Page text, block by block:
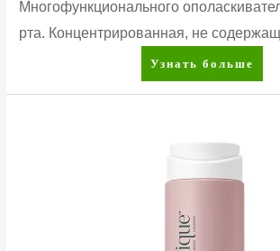
Многофункционального
рта. Концентрированная, не
Glister™
Узнать больше